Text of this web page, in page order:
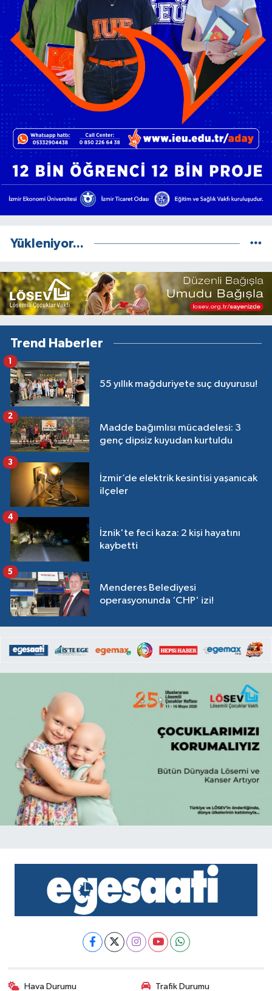
Yükleniyor...
Trend Haberler
55 yıllık mağduriyete suç duyurusu!
1
Madde bağımlısı mücadelesi: 3
genç dipsiz kuyudan kurtuldu
2
İzmir’de elektrik kesintisi yaşanıcak
ilçeler
3
İznik'te feci kaza: 2 kişi hayatını
kaybetti
4
Menderes Belediyesi
operasyonunda ‘CHP' izi!
5
Hava Durumu Trafik Durumu